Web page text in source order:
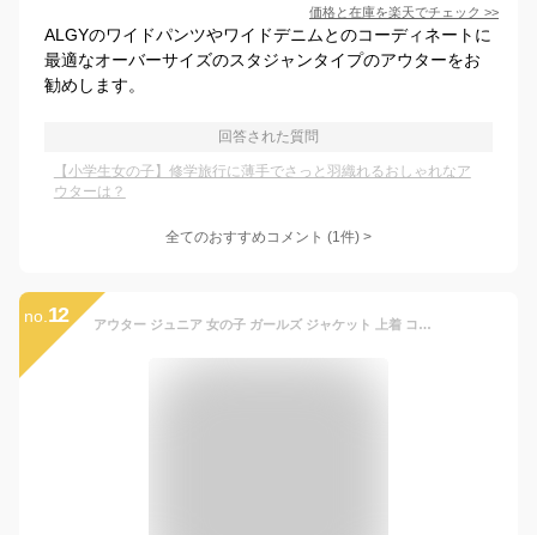
価格と在庫を楽天でチェック >>
ALGYのワイドパンツやワイドデニムとのコーディネートに
最適なオーバーサイズのスタジャンタイプのアウターをお
勧めします。
回答された質問
【小学生女の子】修学旅行に薄手でさっと羽織れるおしゃれなア
ウターは？
全てのおすすめコメント (1件) >
no. 12 アウター ジュニア 女の子 ガールズ ジャケット 上着 コート 羽織り スポーティー ブルゾン トラックジャケット 学院風 フードなし 前開き ジップアップ 薄手 ジャンパー 通学 中学生 高校生 カジュアル 運動着